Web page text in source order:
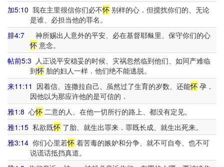
加5:10 我在主里很信你们必不怀 别样的心．但搅扰你们的、无论
是谁、必担当他的罪名。
腓4:7 神所赐出人意外的平安、必在基督耶稣里、保守你们的心
怀意念。
帖前5:3 人正说平安稳妥的时候、灾祸忽然临到他们、如同产难临
到怀胎的妇人一样．他们绝不能逃脱。
来11:11 因着信、连撒拉自己、虽然过了生育的岁数、还能怀 孕．
因他以为那应许他的是可信的．
雅1:8 心怀 二意的人、在他一切所行的路上、都没有定见。
雅1:15 私欲既怀 了胎、就生出罪来．罪既长成、就生出死来。
雅3:14 你们心里若怀 着苦毒的嫉妒和分争、就不可自夸、也不可
说谎话抵挡真道。